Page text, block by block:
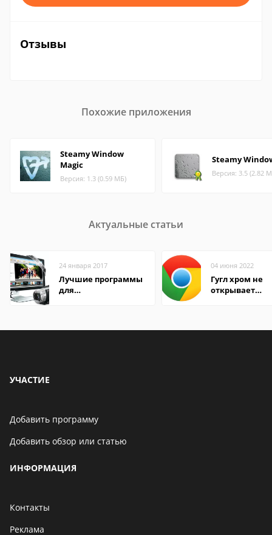
Отзывы
Похожие приложения
Steamy Window
Magic
Версия: 1.3 (0.59 МБ)
Steamy
Версия: 3.5 (2.82
Актуальные статьи
24 января 2017
Лучшие программы
для
04 июня 2022
Гугл хром не
открывает
УЧАСТИЕ
Добавить программу
Добавить обзор или статью
ИНФОРМАЦИЯ
Контакты
Реклама